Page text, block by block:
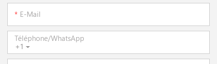
E-Mail
+1
Téléphone/WhatsApp